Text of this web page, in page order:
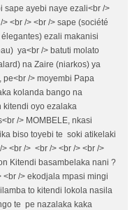
sape ayebi naye ezali<br />
<br /> <br /> sape (société
ezali makanisi
ya<br /> batuti molato
na Zaire (niarkos) ya
/> moyembi Papa
kolanda bango na
kitendi oyo ezalaka
/> MOMBELE, nkasi
biso toyebi te soki atikelaki
<br /> <br /> <br /> <br />
Kitendi basambelaka nani ?
<br /> ekodjala mpasi mingi
to kitendi lokola nasila
te pe nazalaka kaka